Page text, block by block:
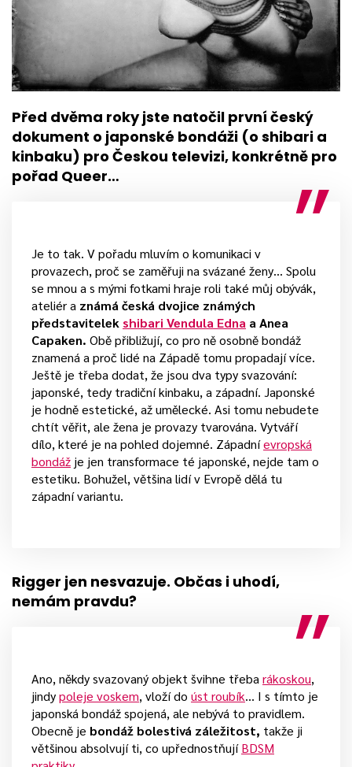
Před dvěma roky jste natočil první český
dokument o japonské bondáži (o shibari a
kinbaku) pro Českou televizi, konkrétně pro
pořad Queer…
Je to tak. V pořadu mluvím o komunikaci v
provazech, proč se zaměřuji na svázané ženy… Spolu
se mnou a s mými fotkami hraje roli také můj obývák,
ateliér a známá česká dvojice známých
představitelek shibari Vendula Edna a Anea
Capaken. Obě přibližují, co pro ně osobně bondáž
znamená a proč lidé na Západě tomu propadají více.
Ještě je třeba dodat, že jsou dva typy svazování:
japonské, tedy tradiční kinbaku, a západní. Japonské
je hodně estetické, až umělecké. Asi tomu nebudete
chtít věřit, ale žena je provazy tvarována. Vytváří
dílo, které je na pohled dojemné. Západníevropská
bondáž je jen transformace té japonské, nejde tam o
estetiku. Bohužel, většina lidí v Evropě dělá tu
západní variantu.
Rigger jen nesvazuje. Občas i uhodí,
nemám pravdu?
Ano, někdy svazovaný objekt švihne třeba rákoskou,
jindypoleje voskem, vloží do úst roubík… I s tímto je
japonská bondáž spojená, ale nebývá to pravidlem.
Obecně je bondáž bolestivá záležitost, takže ji
většinou absolvují ti, co upřednostňujíBDSM